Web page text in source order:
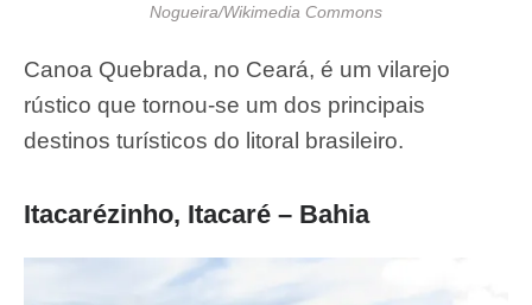
Nogueira/Wikimedia Commons
Canoa Quebrada, no Ceará, é um vilarejo
rústico que tornou-se um dos principais
destinos turísticos do litoral brasileiro.
Itacarézinho, Itacaré – Bahia